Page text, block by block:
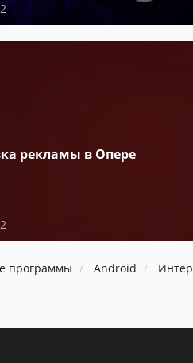
рекламы в Опере
программы Android